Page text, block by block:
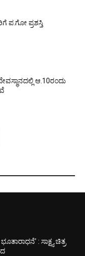
ಪ.ಗೋ ಪ್ರಶಸ್ತಿ
ಆ.10ರಂದು
: ಸಾಕ್ಷ್ಯ ಚಿತ್ರ